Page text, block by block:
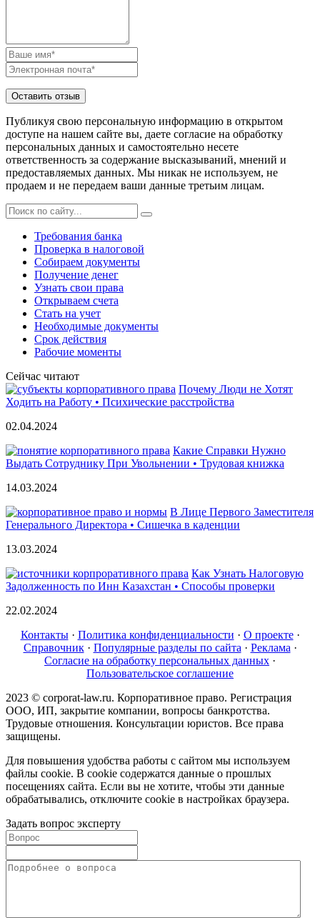
Публикуя свою персональную информацию в открытом
доступе на нашем сайте вы, даете согласие на обработку
персональных данных и самостоятельно несете
ответственность за содержание высказываний, мнений и
предоставляемых данных. Мы никак не используем, не
продаем и не передаем ваши данные третьим лицам.
Требования банка
Проверка в налоговой
Собираем документы
Получение денег
Узнать свои права
Открываем счета
Стать на учет
Необходимые документы
Срок действия
Рабочие моменты
Сейчас читают
Почему Люди не Хотят
Ходить на Работу • Психические расстройства
02.04.2024
Какие Справки Нужно
Выдать Сотруднику При Увольнении • Трудовая книжка
14.03.2024
В Лице Первого Заместителя
Генерального Директора • Сишечка в каденции
13.03.2024
Как Узнать Налоговую
Задолженность по Инн Казахстан • Способы проверки
22.02.2024
Контакты· Политика конфиденциальности · О проекте·
Справочник· Популярные разделы по сайта · Реклама ·
Согласие на обработку персональных данных ·
Пользовательское соглашение
2023 © corporat-law.ru. Корпоративное право. Регистрация
ООО, ИП, закрытие компании, вопросы банкротства.
Трудовые отношения. Консультации юристов. Все права
защищены.
Для повышения удобства работы с сайтом мы используем
файлы cookie. В cookie содержатся данные о прошлых
посещениях сайта. Если вы не хотите, чтобы эти данные
обрабатывались, отключите cookie в настройках браузера.
Задать вопрос эксперту